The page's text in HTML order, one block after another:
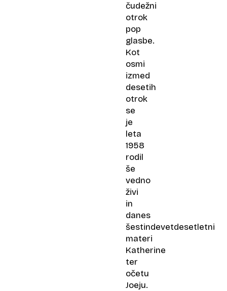
čudežni
otrok
pop
glasbe.
Kot
osmi
izmed
desetih
otrok
se
je
leta
1958
rodil
še
vedno
živi
in
danes
šestindevetdesetletni
materi
Katherine
ter
očetu
Joeju.